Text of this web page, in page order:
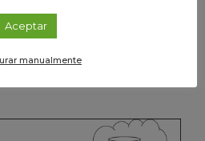
Sociales/
un poema de Virgilio
ánfora romana de
Aceptar
manualmente